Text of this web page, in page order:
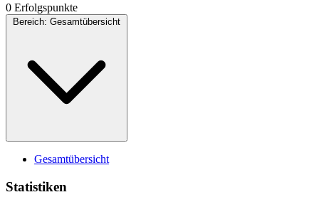
0 Erfolgspunkte
Bereich: Gesamtübersicht
Gesamtübersicht
Statistiken